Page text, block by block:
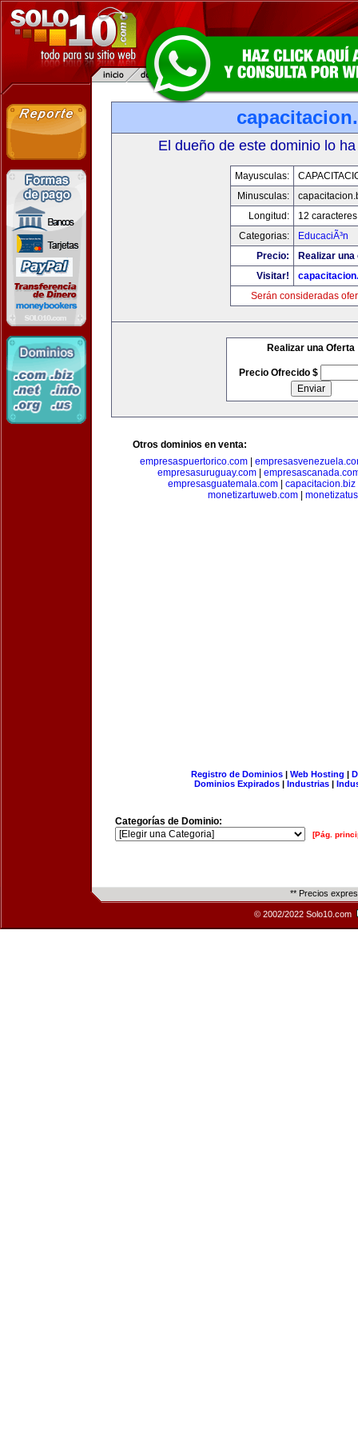
El dueño de este dominio lo
Mayusculas:
Minusculas:
Longitud:
12 caracteres
Categorias:
EducaciÃ³n
Precio:
Realizar
Visitar!
Serán consideradas
Realizar una Oferta
Precio Ofrecido $
Otros dominios en venta:
empresaspuertorico.com
empresasuruguay.com|
empresasguatemala.com
capacitacion.biz
monetizartuweb.com|
Registro de Dominios| Web Hosting |
Dominios Expirados | Industrias |
Categorías de Dominio:
[Pág.
** Precios
© 2002/2022 Solo10.com